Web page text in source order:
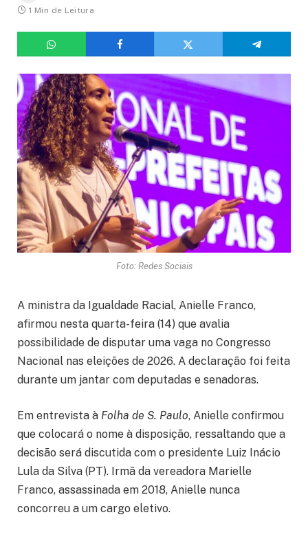
1 Min de Leitura
Foto: Redes Sociais
A ministra da Igualdade Racial, Anielle Franco,
afirmou nesta quarta-feira (14) que avalia
possibilidade de disputar uma vaga no Congresso
Nacional nas eleições de 2026. A declaração foi feita
durante um jantar com deputadas e senadoras.
Em entrevista à Folha de S. Paulo, Anielle confirmou
que colocará o nome à disposição, ressaltando que a
decisão será discutida com o presidente Luiz Inácio
Lula da Silva (PT). Irmã da vereadora Marielle
Franco, assassinada em 2018, Anielle nunca
concorreu a um cargo eletivo.